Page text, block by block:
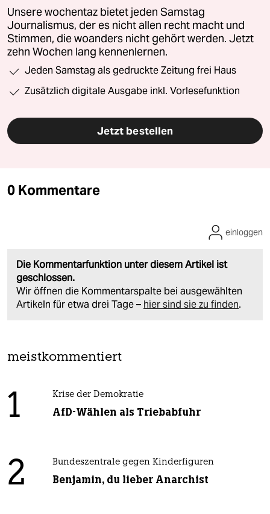
Unsere wochentaz bietet jeden Samstag
Journalismus, der es nicht allen recht macht und
Stimmen, die woanders nicht gehört werden. Jetzt
zehn Wochen lang kennenlernen.
Jeden Samstag als gedruckte Zeitung frei Haus
Zusätzlich digitale Ausgabe inkl. Vorlesefunktion
Jetzt bestellen
0 Kommentare
Die Kommentarfunktion unter diesem Artikel ist
geschlossen.
Wir öffnen die Kommentarspalte bei ausgewählten
Artikeln für etwa drei Tage – hier sind sie zu finden.
einloggen
meistkommentiert
1 Krise der Demokratie
AfD-Wählen als Triebabfuhr
2 Bundeszentrale gegen Kinderfiguren
Benjamin, du lieber Anarchist